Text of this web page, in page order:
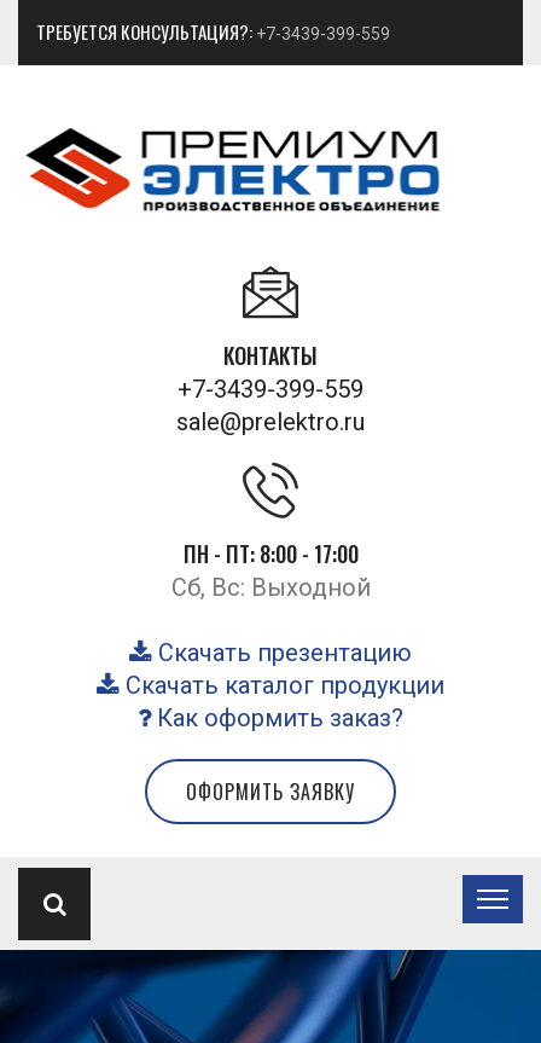
ТРЕБУЕТСЯ КОНСУЛЬТАЦИЯ?: +7-3439-399-559
КОНТАКТЫ
+7-3439-399-559
sale@prelektro.ru
ПН - ПТ: 8:00 - 17:00
Сб, Вс: Выходной
Скачать презентацию
Скачать каталог продукции
Как оформить заказ?
ОФОРМИТЬ ЗАЯВКУ